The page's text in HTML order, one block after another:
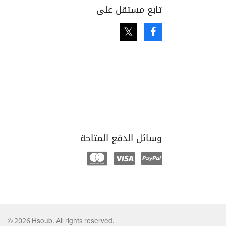
تابع مستقل على
Facebook
Twitter
وسائل الدفع المتاحة
Paypal
Visa
© 2026 Hsoub. All rights reserved.